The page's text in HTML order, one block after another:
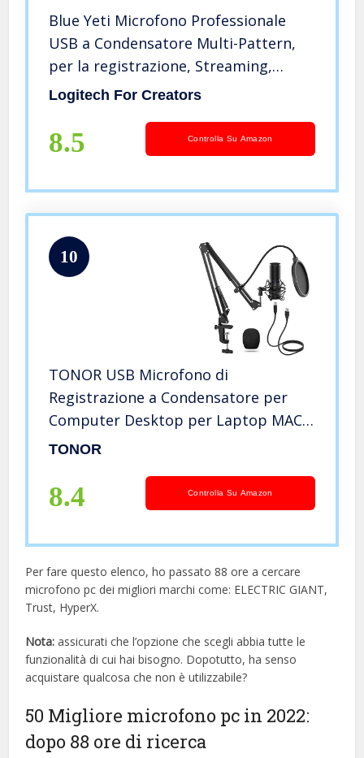
Blue Yeti Microfono Professionale
USB a Condensatore Multi-Pattern,
per la registrazione, Streaming,
Podcasting, Broadcasting, Gaming,
Mac – Nero
Logitech For Creators
8.5 Controlla Su Amazon
10
TONOR USB Microfono di
Registrazione a Condensatore per
Computer Desktop per Laptop MAC
o Windows Microfono Cardioide per
Registrazione YouTube Voice Over
TONOR
8.4 Controlla Su Amazon
Per fare questo elenco, ho passato 88 ore a cercare
microfono pc dei migliori marchi come: ELECTRIC GIANT,
Trust, HyperX.
Nota: assicurati che l’opzione che scegli abbia tutte le
funzionalità di cui hai bisogno. Dopotutto, ha senso
acquistare qualcosa che non è utilizzabile?
50 Migliore microfono pc in 2022:
dopo 88 ore di ricerca